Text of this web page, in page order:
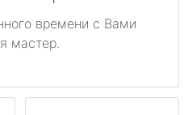
времени с Вами
мастер.